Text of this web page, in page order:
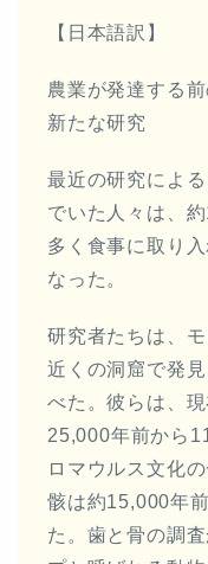
ー
ー
【日本語訳】
農業が発達する
新たな研究
最近の研究によ
でいた人々は、
多く食事に取り
なった。
研究者たちは、
近くの洞窟で発
べた。彼らは、
25,000年前から
ロマウルス文化
骸は約15,000年
た。歯と骨の調